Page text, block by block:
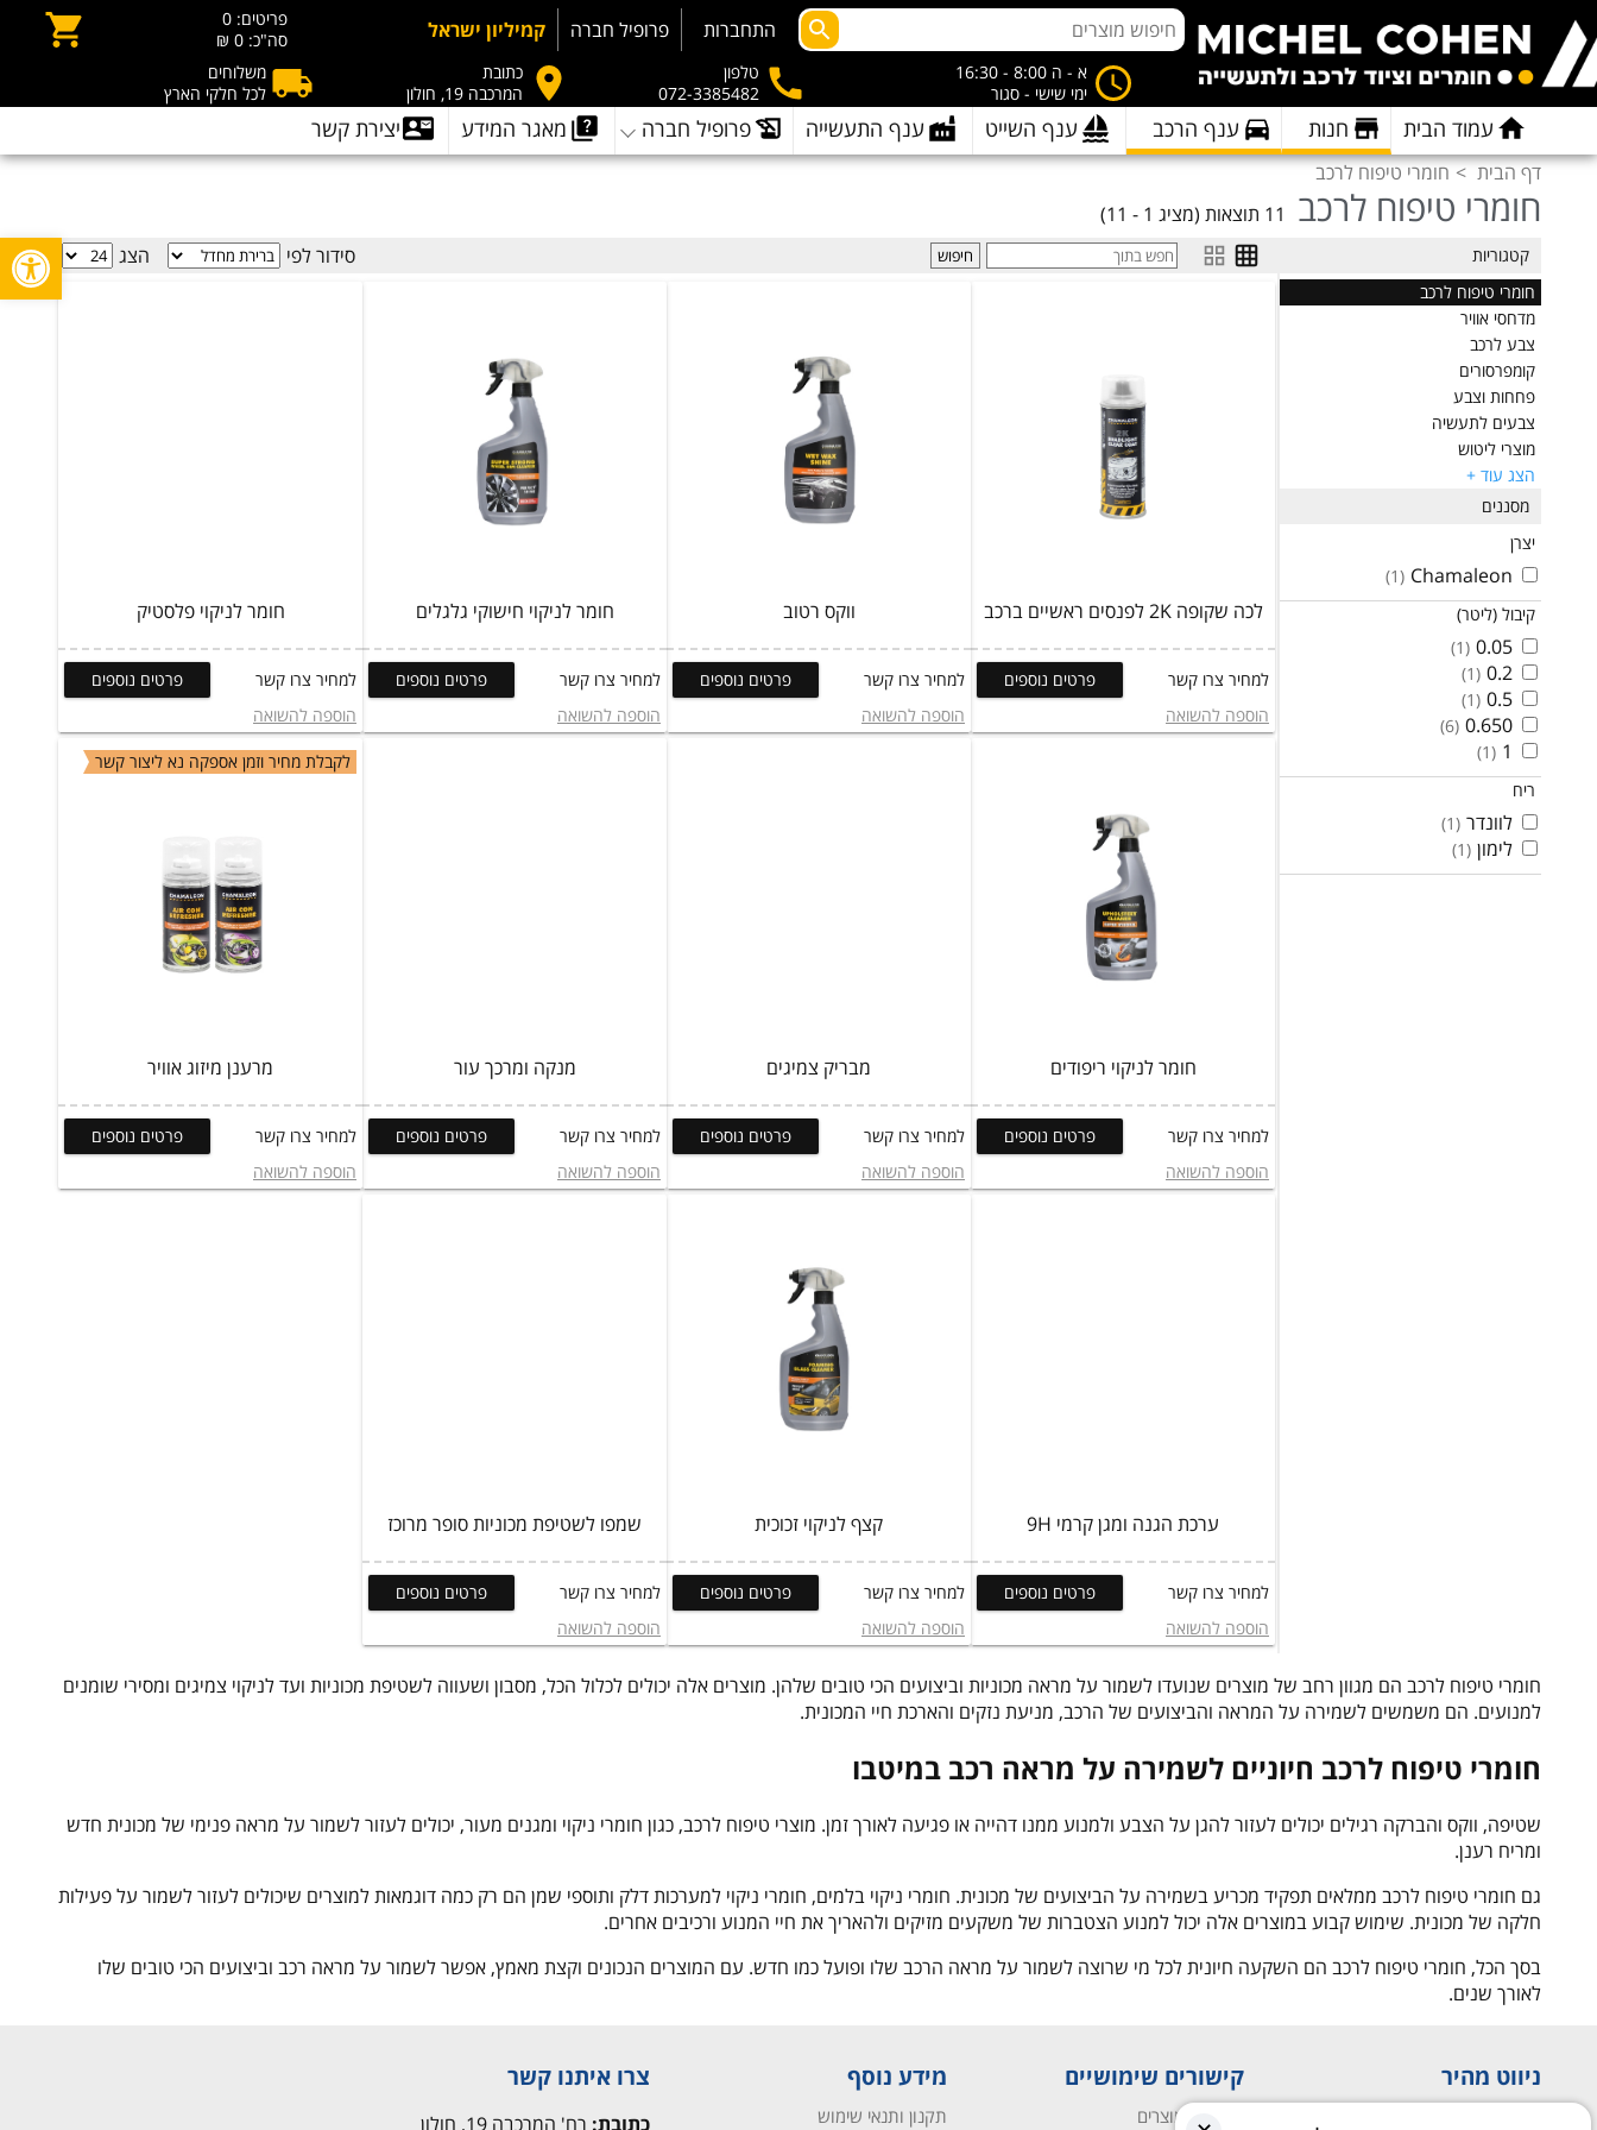
פתח
התחברות פרופיל חברה קמיליון ישראל פריטים: 0
סה"כ: 0 ₪
א - ה 8:00 - 16:30
ימי שישי - סגור
טלפון
072-3385482
כתובת
המרכבה 19, חולון
משלוחים
לכל חלקי הארץ
עמוד הבית חנות ענף הרכב ענף השייט ענף התעשייה פרופיל חברה מאגר המידע יצירת קשר
דף הבית חומרי טיפוח לרכב
חומרי טיפוח לרכב
11 תוצאות (מציג 1 - 11)
הצג
סידור לפי חיפוש
לכה שקופה 2K לפנסים ראשיים ברכב
למחיר צרו קשר
פרטים נוספים
הוספה להשואה
ווקס רטוב
למחיר צרו קשר
פרטים נוספים
הוספה להשואה
חומר לניקוי חישוקי גלגלים
למחיר צרו קשר
פרטים נוספים
הוספה להשואה
חומר לניקוי פלסטיק
למחיר צרו קשר
פרטים נוספים
הוספה להשואה
חומר לניקוי ריפודים
למחיר צרו קשר
פרטים נוספים
הוספה להשואה
מבריק צמיגים
למחיר צרו קשר
פרטים נוספים
הוספה להשואה
מנקה ומרכך עור
למחיר צרו קשר
פרטים נוספים
הוספה להשואה
לקבלת מחיר וזמן אספקה נא ליצור קשר
מרענן מיזוג אוויר
למחיר צרו קשר
פרטים נוספים
הוספה להשואה
ערכת הגנה ומגן קרמי 9H
למחיר צרו קשר
פרטים נוספים
הוספה להשואה
קצף לניקוי זכוכית
למחיר צרו קשר
פרטים נוספים
הוספה להשואה
שמפו לשטיפת מכוניות סופר מרוכז
למחיר צרו קשר
פרטים נוספים
הוספה להשואה
קטגוריות
חומרי טיפוח לרכב
מדחסי אוויר
צבע לרכב
קומפרסורים
פחחות וצבע
צבעים לתעשיה
מוצרי ליטוש
איטום לרכב
פילטרים ומסננים
ציוד צביעה
מוצרים נלווים
מוצרי מיגון
מוצרים לפוליש
ספריי צבע
תרסיסים
הצג עוד +
מסננים
יצרן
Chamaleon
(1)
קיבול (ליטר)
0.05
(1)
0.2
(1)
0.5
(1)
0.650
(6)
1
(1)
ריח
לוונדר (1)
לימון (1)
חומרי טיפוח לרכב הם מגוון רחב של מוצרים שנועדו לשמור על מראה מכוניות וביצועים הכי טובים שלהן. מוצרים אלה יכולים לכלול הכל, מסבון ושעווה לשטיפת מכוניות ועד לניקוי צמיגים ומסירי שומנים
למנועים. הם משמשים לשמירה על המראה והביצועים של הרכב, מניעת נזקים והארכת חיי המכונית.
חומרי טיפוח לרכב חיוניים לשמירה על מראה רכב במיטבו
שטיפה, ווקס והברקה רגילים יכולים לעזור להגן על הצבע ולמנוע ממנו דהייה או פגיעה לאורך זמן. מוצרי טיפוח לרכב, כגון חומרי ניקוי ומגנים מעור, יכולים לעזור לשמור על מראה פנימי של מכונית חדש
ומריח רענן.
גם חומרי טיפוח לרכב ממלאים תפקיד מכריע בשמירה על הביצועים של מכונית. חומרי ניקוי בלמים, חומרי ניקוי למערכות דלק ותוספי שמן הם רק כמה דוגמאות למוצרים שיכולים לעזור לשמור על פעילות
חלקה של מכונית. שימוש קבוע במוצרים אלה יכול למנוע הצטברות של משקעים מזיקים ולהאריך את חיי המנוע ורכיבים אחרים.
בסך הכל, חומרי טיפוח לרכב הם השקעה חיונית לכל מי שרוצה לשמור על מראה הרכב שלו ופועל כמו חדש. עם המוצרים הנכונים וקצת מאמץ, אפשר לשמור על מראה רכב וביצועים הכי טובים שלו
לאורך שנים.
ניווט מהיר קישורים שימושיים
השוואת מוצרים
מידע נוסף
תקנון ותנאי שימוש
צרו איתנו קשר
כתובת: רח' המרכבה 19, חולון